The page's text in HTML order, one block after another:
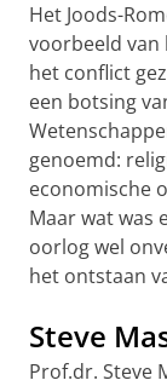
Het Joods-
voorbeeld
het conflict
een botsing
genoemd:
economische
Maar wat was
oorlog wel
het ontstaan
Steve
Prof.dr. Steve